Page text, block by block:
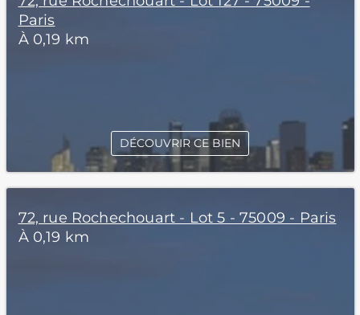
Paris
À 0,19 km
DÉCOUVRIR CE BIEN
72, rue Rochechouart - Lot 5 - 75009 - Paris
À 0,19 km